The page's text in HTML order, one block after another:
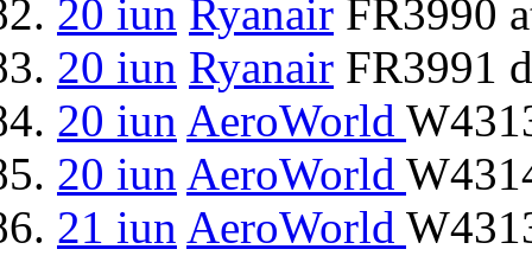
20 iun Ryanair FR3990
20 iun Ryanair FR3991
20 iun AeroWorld
20 iun AeroWorld
21 iun AeroWorld